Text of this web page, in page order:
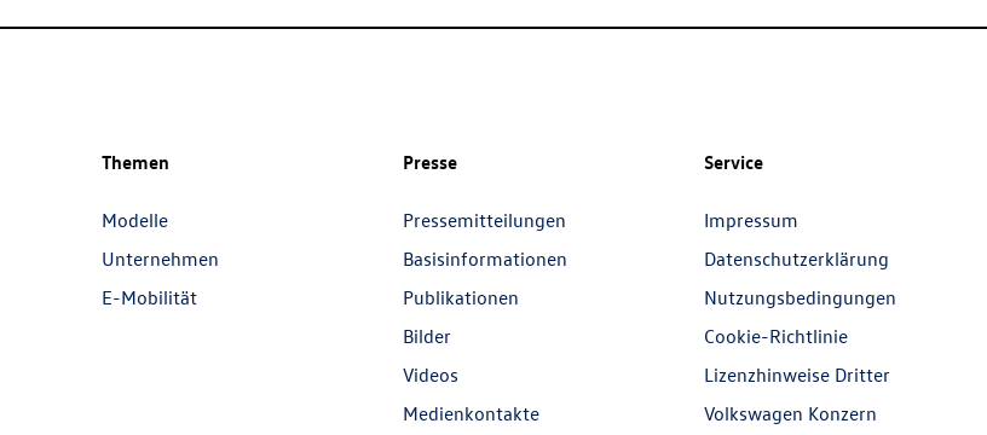
Themen
Modelle
Unternehmen
E-Mobilität
Presse
Pressemitteilungen
Basisinformationen
Publikationen
Bilder
Videos
Medienkontakte
Service
Impressum
Datenschutzerklärung
Nutzungsbedingungen
Cookie-Richtlinie
Lizenzhinweise Dritter
Volkswagen Konzern